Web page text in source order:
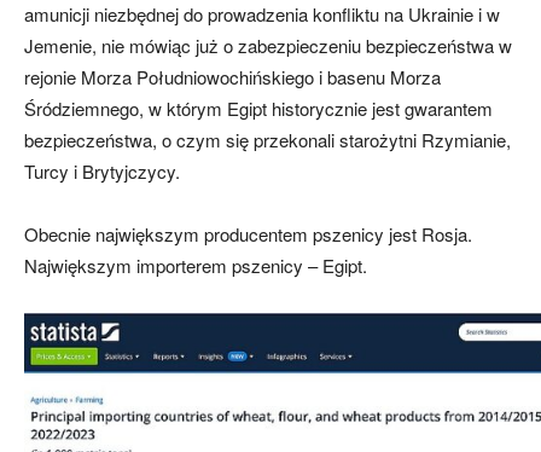
amunicji niezbędnej do prowadzenia konfliktu na Ukrainie i w
Jemenie, nie mówiąc już o zabezpieczeniu bezpieczeństwa w
rejonie Morza Południowochińskiego i basenu Morza
Śródziemnego, w którym Egipt historycznie jest gwarantem
bezpieczeństwa, o czym się przekonali starożytni Rzymianie,
Turcy i Brytyjczycy.
Obecnie największym producentem pszenicy jest Rosja.
Największym importerem pszenicy – Egipt.